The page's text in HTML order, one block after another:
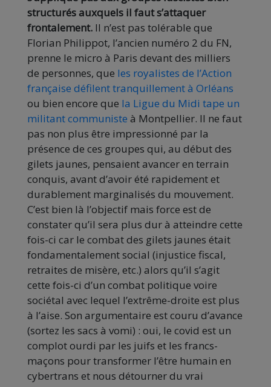
structurés auxquels il faut s’attaquer
frontalement. Il n’est pas tolérable que
Florian Philippot, l’ancien numéro 2 du FN,
prenne le micro à Paris devant des milliers
de personnes, que les royalistes de l’Action
française défilent tranquillement à Orléans
ou bien encore que la Ligue du Midi tape un
militant communiste à Montpellier. Il ne faut
pas non plus être impressionné par la
présence de ces groupes qui, au début des
gilets jaunes, pensaient avancer en terrain
conquis, avant d’avoir été rapidement et
durablement marginalisés du mouvement.
C’est bien là l’objectif mais force est de
constater qu’il sera plus dur à atteindre cette
fois-ci car le combat des gilets jaunes était
fondamentalement social (injustice fiscal,
retraites de misère, etc.) alors qu’il s’agit
cette fois-ci d’un combat politique voire
sociétal avec lequel l’extrême-droite est plus
à l’aise. Son argumentaire est couru d’avance
(sortez les sacs à vomi) : oui, le covid est un
complot ourdi par les juifs et les francs-
maçons pour transformer l’être humain en
cybertrans et nous détourner du vrai